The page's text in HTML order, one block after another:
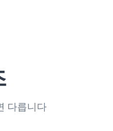
다릅니다